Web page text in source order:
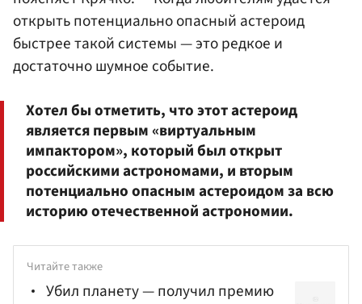
открыть потенциально опасный астероид
быстрее такой системы — это редкое и
достаточно шумное событие.
Хотел бы отметить, что этот астероид
является первым «виртуальным
импактором», который был открыт
российскими астрономами, и вторым
потенциально опасным астероидом за всю
историю отечественной астрономии.
Читайте также
Убил планету — получил премию